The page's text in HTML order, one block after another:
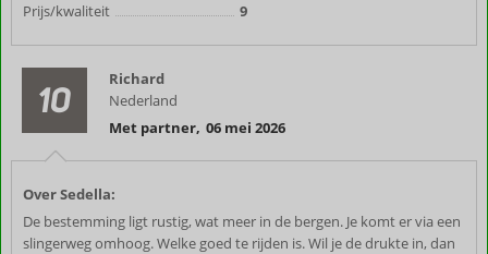
Prijs/kwaliteit 9
10
Richard
Nederland
Met partner, 06 mei 2026
Over Sedella:
De bestemming ligt rustig, wat meer in de bergen. Je komt er via een
slingerweg omhoog. Welke goed te rijden is. Wil je de drukte in, dan